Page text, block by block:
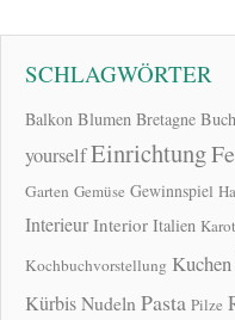
SCHLAGWÖRTER
Balkon Blumen Bretagne
yourselfEinrichtung
Garten Gemüse Gewinnspiel
Interieur Interior Italien
Kochbuchvorstellung Kuchen
KürbisNudeln Pasta Pilze